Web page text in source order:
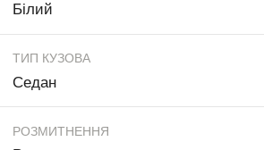
Білий
ТИП КУЗОВА
Седан
РОЗМИТНЕННЯ